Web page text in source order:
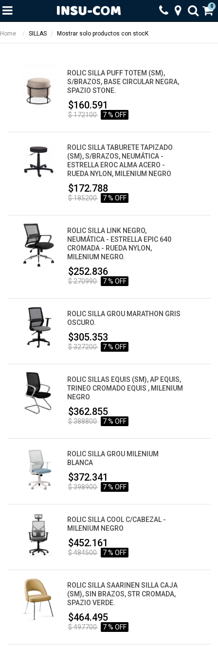
0
Home SILLAS Mostrar solo productos con stocK
ROLIC SILLA PUFF TOTEM (SM),
S/BRAZOS, BASE CIRCULAR NEGRA,
SPAZIO STONE.
$160.591
$ 172100 7 % OFF
ROLIC SILLA TABURETE TAPIZADO
(SM), S/BRAZOS, NEUMÁTICA -
ESTRELLA EROC ALMA ACERO -
RUEDA NYLON, MILENIUM NEGRO
$172.788
$ 185200 7 % OFF
ROLIC SILLA LINK NEGRO,
NEUMÁTICA - ESTRELLA EPIC 640
CROMADA - RUEDA NYLON,
MILENIUM NEGRO.
$252.836
$ 270990 7 % OFF
ROLIC SILLA GROU MARATHON GRIS
OSCURO.
$305.353
$ 327200 7 % OFF
ROLIC SILLAS EQUIS (SM), AP EQUIS,
TRINEO CROMADO EQUIS , MILENIUM
NEGRO
$362.855
$ 388800 7 % OFF
ROLIC SILLA GROU MILENIUM
BLANCA
$372.341
$ 398900 7 % OFF
ROLIC SILLA COOL C/CABEZAL -
MILENIUM NEGRO
$452.161
$ 484500 7 % OFF
ROLIC SILLA SAARINEN SILLA CAJA
(SM), SIN BRAZOS, STR CROMADA,
SPAZIO VERDE.
$464.495
$ 497700 7 % OFF